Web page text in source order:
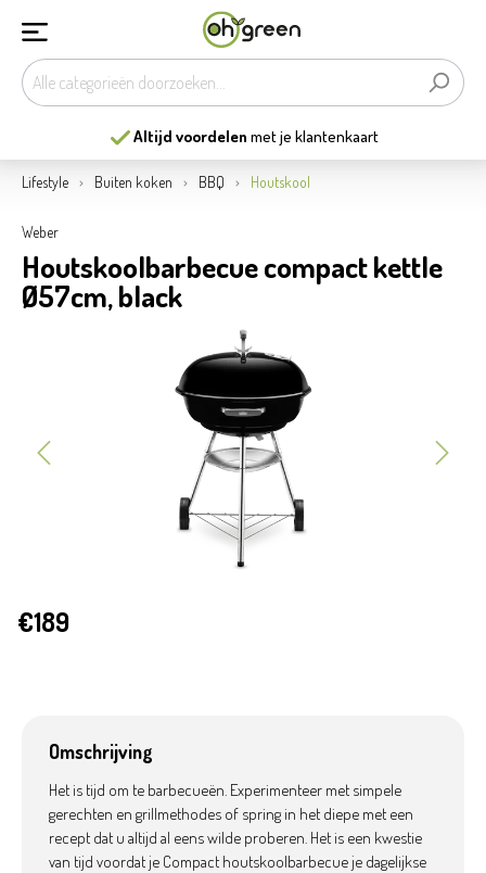
Altijd voordelen met je klantenkaart
Lifestyle Buiten koken BBQ Houtskool
Weber
Houtskoolbarbecue compact kettle
Ø57cm, black
€189
Omschrijving
Het is tijd om te barbecueën. Experimenteer met simpele
gerechten en grillmethodes of spring in het diepe met een
recept dat u altijd al eens wilde proberen. Het is een kwestie
van tijd voordat je Compact houtskoolbarbecue je dagelijkse